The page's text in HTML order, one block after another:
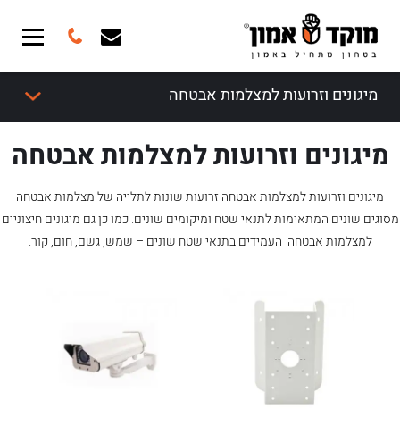
מיגונים וזרועות למצלמות אבטחה
מיגונים וזרועות למצלמות אבטחה
מיגונים וזרועות למצלמות אבטחה זרועות שונות לתלייה של מצלמות אבטחה
מסוגים שונים המתאימות לתנאי שטח ומיקומים שונים. כמו כן גם מיגונים חיצוניים
למצלמות אבטחה העמידים בתנאי שטח שונים – שמש, גשם, חום, קור.